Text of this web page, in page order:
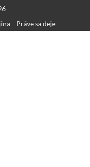
Práve sa deje